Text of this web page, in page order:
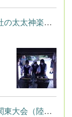
音楽系列の3年生が安中市鷺宮咲前神社の太太神楽について取り組ん...
令和8年度避難訓練（地震対策）及び関東大会（陸上競技部）壮行会...